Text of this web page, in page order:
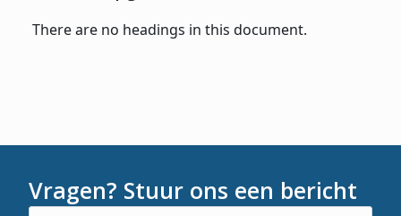
There are no headings in this document.
Vragen? Stuur ons een bericht